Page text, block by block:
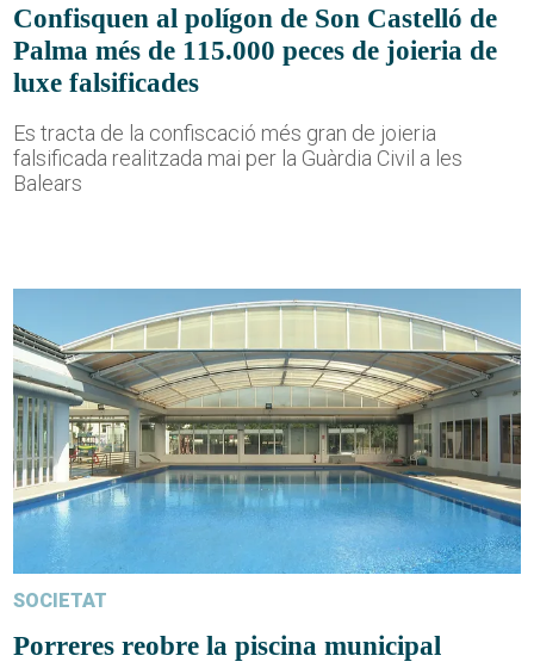
Confisquen al polígon de Son Castelló de
Palma més de 115.000 peces de joieria de
luxe falsificades
Es tracta de la confiscació més gran de joieria
falsificada realitzada mai per la Guàrdia Civil a les
Balears
SOCIETAT
Porreres reobre la piscina municipal